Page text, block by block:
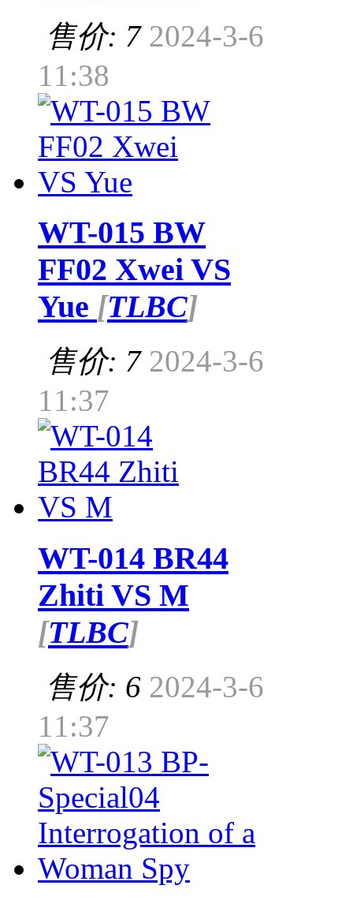
售价: 7 2024-3-6
11:38
WT-015 BW
FF02 Xwei VS
Yue [TLBC]
售价: 7 2024-3-6
11:37
WT-014 BR44
Zhiti VS M
[TLBC]
售价: 6 2024-3-6
11:37